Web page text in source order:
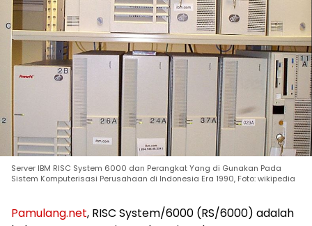
Server IBM RISC System 6000 dan Perangkat Yang di Gunakan Pada
Sistem Komputerisasi Perusahaan di Indonesia Era 1990, Foto: wikipedia
Pamulang.net, RISC System/6000 (RS/6000) adalah